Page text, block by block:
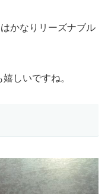
かなりリーズナブル
しいですね。